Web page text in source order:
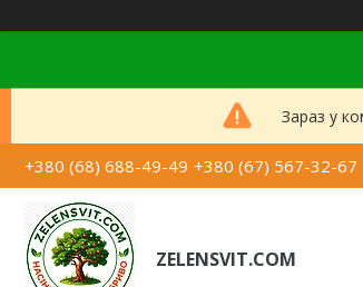
Зараз у
+380 (68) 688-49-49 +380 (67) 567-32-67
ZELENSVIT.COM